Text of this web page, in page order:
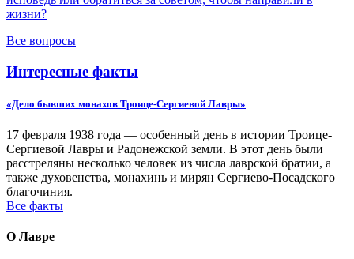
жизни?
Все вопросы
Интересные факты
«Дело бывших монахов Троице-Сергиевой Лавры»
17 февраля 1938 года — особенный день в истории Троице-
Сергиевой Лавры и Радонежской земли. В этот день были
расстреляны несколько человек из числа лаврской братии, а
также духовенства, монахинь и мирян Сергиево-Посадского
благочиния.
Все факты
О Лавре